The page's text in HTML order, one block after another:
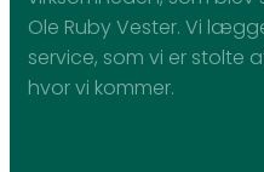
Ole Ruby Vester. Vi
service, som vi er stolte
hvor vi kommer.